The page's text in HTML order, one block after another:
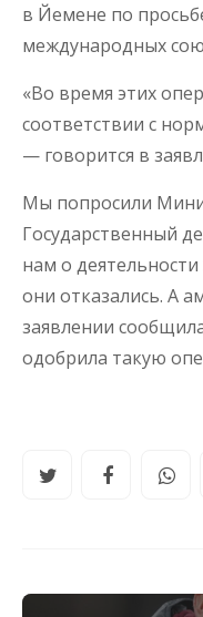
в Йемене по
международных
«Во время этих
соответствии с
— говорится в
Мы попросили
Государственный
нам о
они отказались. А
заявлении
одобрила такую